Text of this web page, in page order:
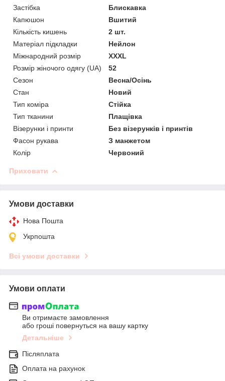
Застібка
Блискавка
Капюшон
Вшитий
Кількість кишень
2 шт.
Матеріал підкладки
Нейлон
Міжнародний розмір
XXXL
Розмір жіночого одягу (UA)
52
Сезон
Весна/Осінь
Стан
Новий
Тип коміра
Стійка
Тип тканини
Плащівка
Візерунки і принти
Без візерунків і принтів
Фасон рукава
З манжетом
Колір
Червоний
Приховати
Умови доставки
Нова Пошта
Укрпошта
Всі умови доставки
Умови оплати
Ви отримаєте замовлення
або гроші повернуться на вашу картку
Детальніше
Післяплата
Оплата на рахунок